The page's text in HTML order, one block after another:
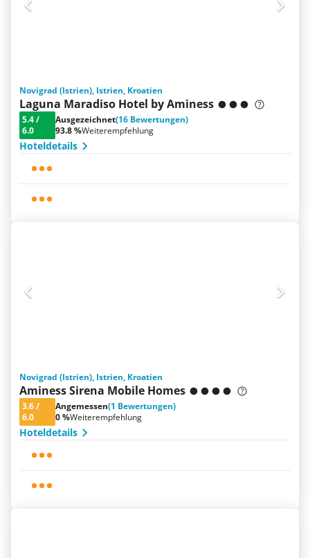
Novigrad (Istrien), Istrien, Kroatien
Laguna Maradiso Hotel by Aminess
5.4/
6.0
Ausgezeichnet(16 Bewertungen)
93.8 %Weiterempfehlung
Hoteldetails
Novigrad (Istrien), Istrien, Kroatien
Aminess Sirena Mobile Homes
3.6/
6.0
Angemessen(1 Bewertungen)
0 %Weiterempfehlung
Hoteldetails